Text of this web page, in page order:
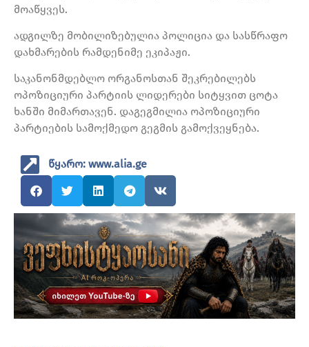
მოაწყვეს.
ადგილზე მობილიზებულია პოლიცია და სასწრაფო
დახმარების რამდენიმე ეკიპაჟი.
საკანონმდებლო ორგანოსთან შეკრებილებს
ოპოზიციური პარტიის ლიდერები სიტყვით ცოტა
ხანში მიმართავენ. დაგეგმილია ოპოზიციური
პარტიების სამოქმედო გეგმის გამოქვეყნება.
წყარო: www.alia.ge